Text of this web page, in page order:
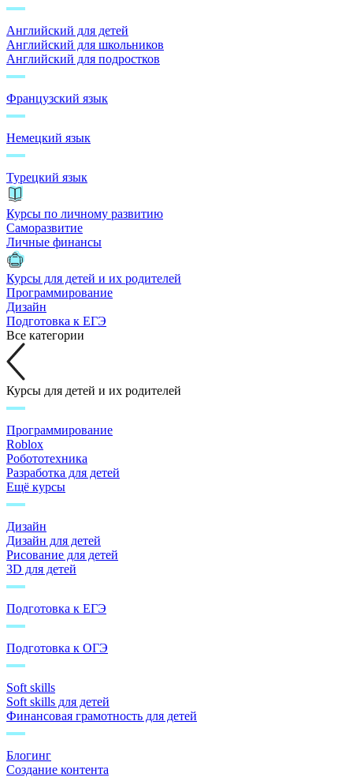
Английский для детей
Английский для школьников
Английский для подростков
Французский язык
Немецкий язык
Турецкий язык
Курсы по личному развитию
Саморазвитие
Личные финансы
Курсы для детей и их родителей
Программирование
Дизайн
Подготовка к ЕГЭ
Все категории
Курсы для детей и их родителей
Программирование
Roblox
Робототехника
Разработка для детей
Ещё курсы
Дизайн
Дизайн для детей
Рисование для детей
3D для детей
Подготовка к ЕГЭ
Подготовка к ОГЭ
Soft skills
Soft skills для детей
Финансовая грамотность для детей
Блогинг
Создание контента